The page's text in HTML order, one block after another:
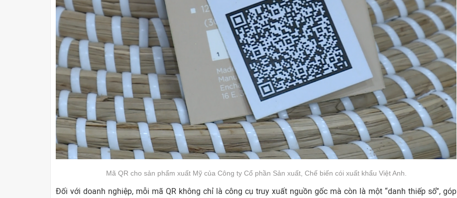
Mã QR cho sản phẩm xuất Mỹ của Công ty Cổ phần Sản xuất, Chế biến cói xuất khẩu Việt Anh.
Đối với doanh nghiệp, mỗi mã QR không chỉ là công cụ truy xuất nguồn gốc mà còn là một “danh thiếp số”, góp